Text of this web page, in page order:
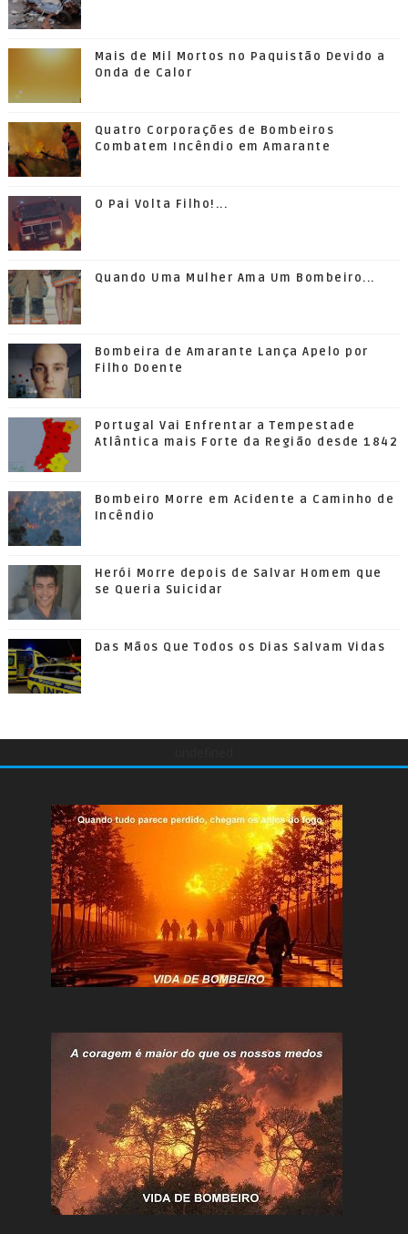
Mais de Mil Mortos no Paquistão Devido a
Onda de Calor
Quatro Corporações de Bombeiros
Combatem Incêndio em Amarante
O Pai Volta Filho!...
Quando Uma Mulher Ama Um Bombeiro...
Bombeira de Amarante Lança Apelo por
Filho Doente
Portugal Vai Enfrentar a Tempestade
Atlântica mais Forte da Região desde 1842
Bombeiro Morre em Acidente a Caminho de
Incêndio
Herói Morre depois de Salvar Homem que
se Queria Suicidar
Das Mãos Que Todos os Dias Salvam Vidas